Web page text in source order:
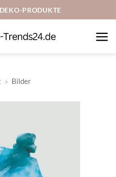
PRODUKTE
» Bilder